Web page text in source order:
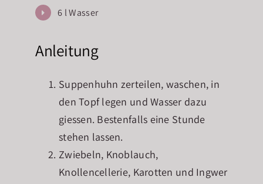
6 l Wasser
Anleitung
Suppenhuhn zerteilen, waschen, in
den Topf legen und Wasser dazu
giessen. Bestenfalls eine Stunde
stehen lassen.
Zwiebeln, Knoblauch,
Knollencellerie, Karotten und Ingwer